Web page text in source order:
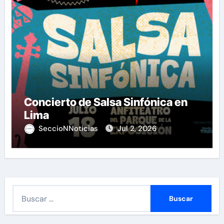
Concierto de Salsa Sinfónica en
Lima
SeccioNNoticias Jul 2, 2026